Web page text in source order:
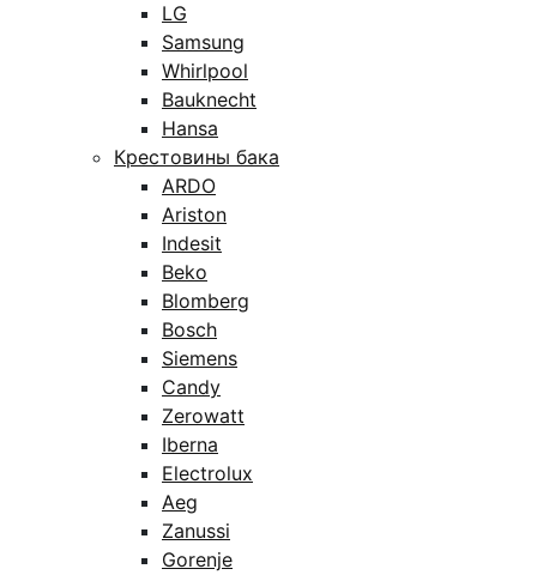
LG
Samsung
Whirlpool
Bauknecht
Hansa
Крестовины бака
ARDO
Ariston
Indesit
Beko
Blomberg
Bosch
Siemens
Candy
Zerowatt
Iberna
Electrolux
Aeg
Zanussi
Gorenje